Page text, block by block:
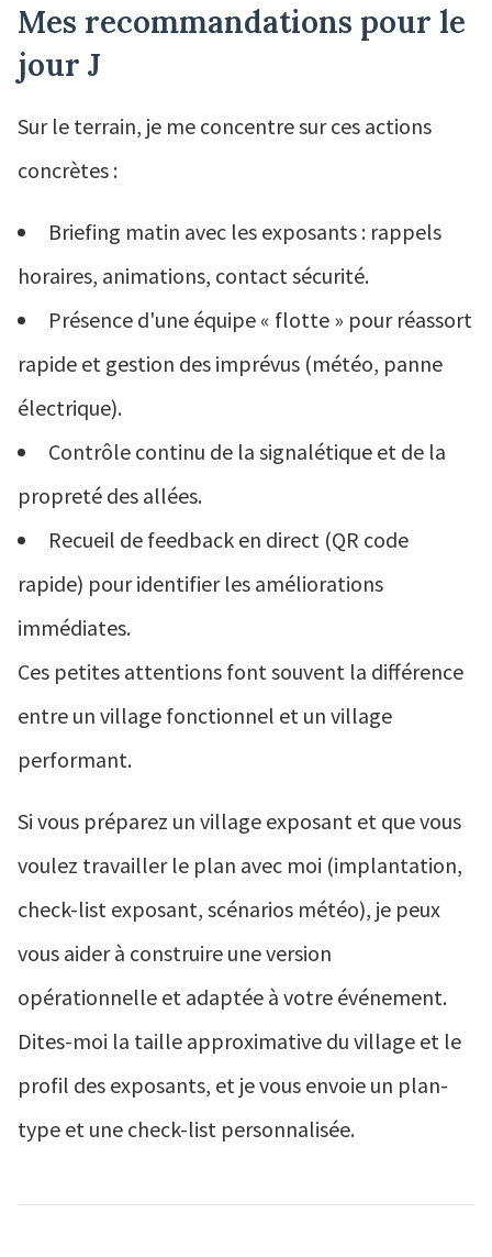
Mes recommandations pour le
jour J
Sur le terrain, je me concentre sur ces actions
concrètes :
Briefing matin avec les exposants : rappels
horaires, animations, contact sécurité.
Présence d'une équipe « flotte » pour réassort
rapide et gestion des imprévus (météo, panne
électrique).
Contrôle continu de la signalétique et de la
propreté des allées.
Recueil de feedback en direct (QR code
rapide) pour identifier les améliorations
immédiates.
Ces petites attentions font souvent la différence
entre un village fonctionnel et un village
performant.
Si vous préparez un village exposant et que vous
voulez travailler le plan avec moi (implantation,
check-list exposant, scénarios météo), je peux
vous aider à construire une version
opérationnelle et adaptée à votre événement.
Dites-moi la taille approximative du village et le
profil des exposants, et je vous envoie un plan-
type et une check-list personnalisée.